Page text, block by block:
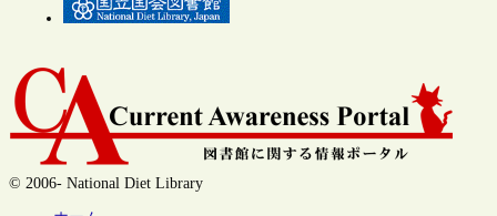
© 2006- National Diet Library